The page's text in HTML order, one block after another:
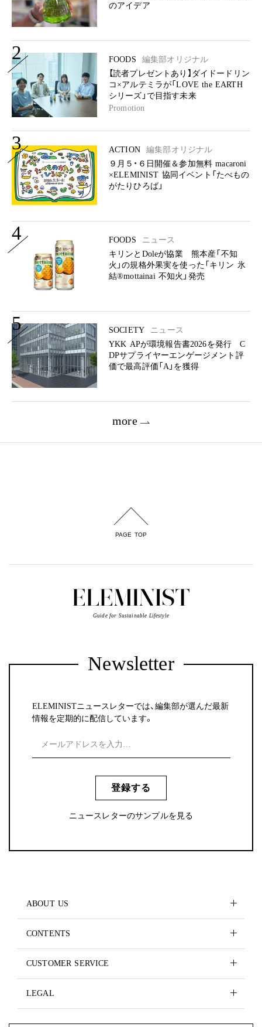
のアイデア
2 FOODS
編集部オリジナル
【読者プレゼントあり】ダイドードリン
コ×アルテミラが「LOVE the EARTH
シリーズ」で目指す未来
Promotion
3 ACTION
編集部オリジナル
９月５・６日開催＆参加無料 macaroni
×ELEMINIST 協同イベント「たべもの
がたりひろば」
4 FOODS
ニュース
キリンとDoleが協業 熊本産「不知
火」の規格外果実を使った「キリン 氷
結®mottainai 不知火」発売
5 SOCIETY
ニュース
YKK APが環境報告書2026を発行 C
DPサプライヤーエンゲージメント評
価で最高評価「A」を獲得
more
PAGE TOP
Guide for Sustainable Lifestyle
Newsletter
ELEMINISTニュースレターでは、編集部が選んだ最新
情報を定期的に配信しています。
登録する
ニュースレターのサンプルを見る
ABOUT US
CONTENTS
CUSTOMER SERVICE
LEGAL